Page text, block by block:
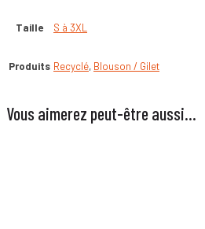
Taille S à 3XL
Produits Recyclé, Blouson / Gilet
Vous aimerez peut-être aussi…